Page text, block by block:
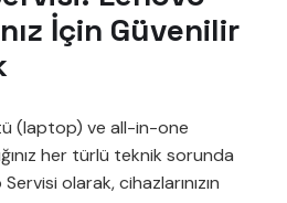
İçin Güvenilir
(laptop) ve all-in-one
her türlü teknik sorunda
olarak, cihazlarınızın